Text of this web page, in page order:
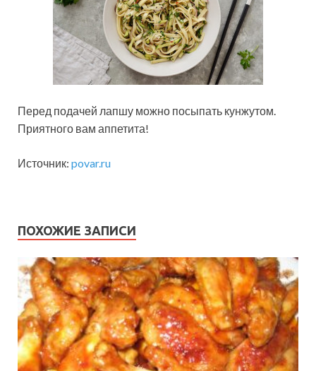
Перед подачей лапшу можно посыпать кунжутом.
Приятного вам аппетита!
Источник: povar.ru
ПОХОЖИЕ ЗАПИСИ